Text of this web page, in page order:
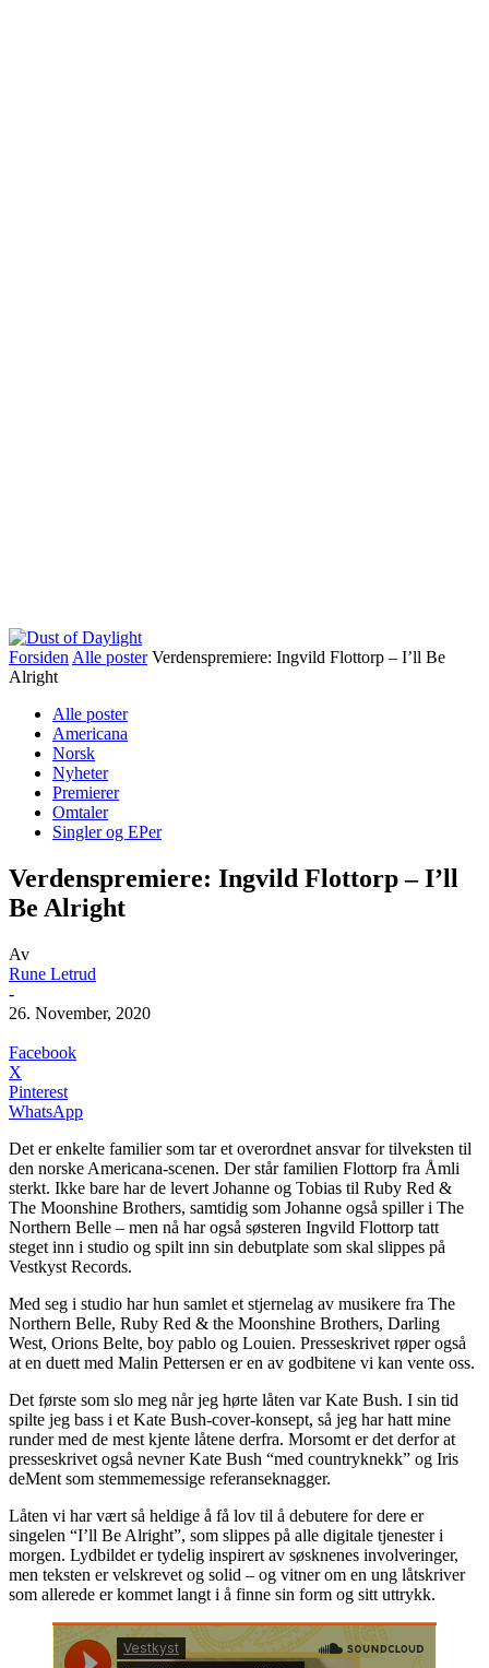
Forsiden Alle poster Verdenspremiere: Ingvild Flottorp – I’ll Be
Alright
Alle poster
Americana
Norsk
Nyheter
Premierer
Omtaler
Singler og EPer
Verdenspremiere: Ingvild Flottorp – I’ll
Be Alright
Av
Rune Letrud
-
26. November, 2020
Facebook
X
Pinterest
WhatsApp
Det er enkelte familier som tar et overordnet ansvar for tilveksten til
den norske Americana-scenen. Der står familien Flottorp fra Åmli
sterkt. Ikke bare har de levert Johanne og Tobias til Ruby Red &
The Moonshine Brothers, samtidig som Johanne også spiller i The
Northern Belle – men nå har også søsteren Ingvild Flottorp tatt
steget inn i studio og spilt inn sin debutplate som skal slippes på
Vestkyst Records.
Med seg i studio har hun samlet et stjernelag av musikere fra The
Northern Belle, Ruby Red & the Moonshine Brothers, Darling
West, Orions Belte, boy pablo og Louien. Presseskrivet røper også
at en duett med Malin Pettersen er en av godbitene vi kan vente oss.
Det første som slo meg når jeg hørte låten var Kate Bush. I sin tid
spilte jeg bass i et Kate Bush-cover-konsept, så jeg har hatt mine
runder med de mest kjente låtene derfra. Morsomt er det derfor at
presseskrivet også nevner Kate Bush “med countryknekk” og Iris
deMent som stemmemessige referanseknagger.
Låten vi har vært så heldige å få lov til å debutere for dere er
singelen “I’ll Be Alright”, som slippes på alle digitale tjenester i
morgen. Lydbildet er tydelig inspirert av søsknenes involveringer,
men teksten er velskrevet og solid – og vitner om en ung låtskriver
som allerede er kommet langt i å finne sin form og sitt uttrykk.